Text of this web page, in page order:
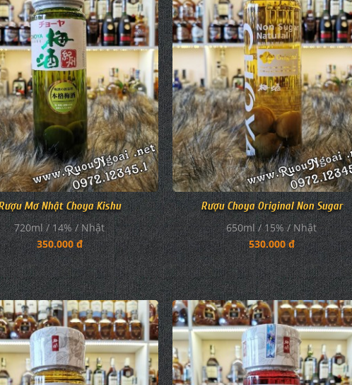
Mơ Nhật Choya Kishu
720ml / 14% / Nhật
350.000 đ
Rượu Choya Original Non Sugar
650ml / 15% / Nhật
530.000 đ